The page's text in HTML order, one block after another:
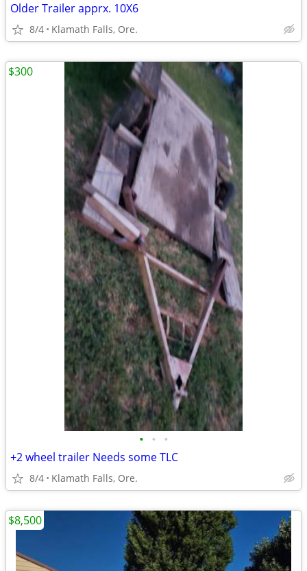
Older Trailer apprx. 10X6
8/4 Klamath Falls, Ore.
• • •
+2 wheel trailer Needs some TLC
8/4 Klamath Falls, Ore.
$300
$8,500